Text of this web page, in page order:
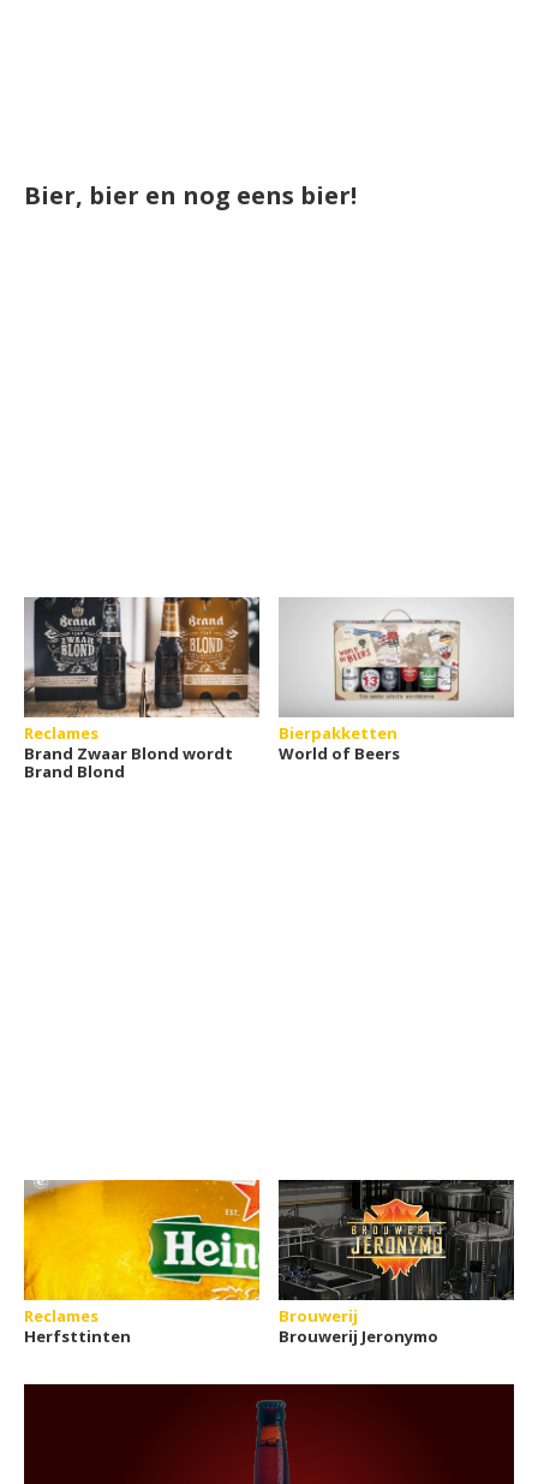
Bier, bier en nog eens bier!
Reclames
Brand Zwaar Blond wordt
Brand Blond
Bierpakketten
World of Beers
Reclames
Herfsttinten
Brouwerij
Brouwerij Jeronymo